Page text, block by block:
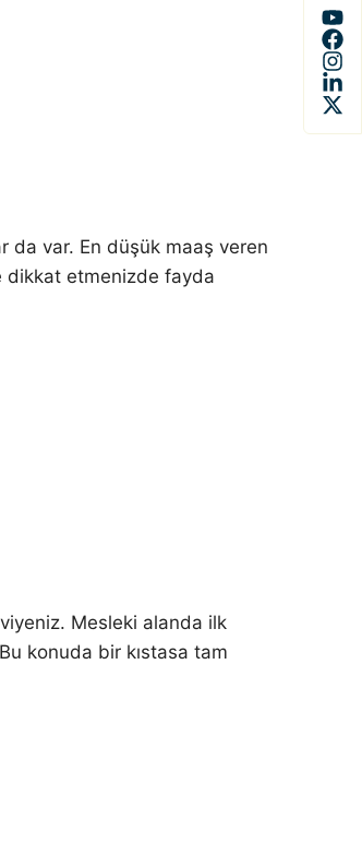
da var. En düşük maaş veren
dikkat etmenizde fayda
Mesleki alanda ilk
konuda bir kıstasa tam